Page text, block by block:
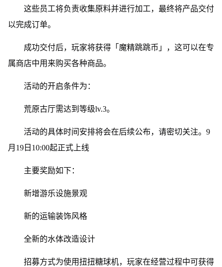
这些员工将负责收集原料并进行加工，最终将产品交付
以完成订单。
成功交付后，玩家将获得「魔精跳跳币」，这可以在专
属商店中用来购买各种商品。
活动的开启条件为：
荒原古厅需达到等级lv.3。
活动的具体时间安排将会在后续公布，请密切关注。9
月19日10:00起正式上线
主要奖励如下：
新增游乐设施景观
新的运输装饰风格
全新的水体改造设计
招募方式为使用扭扭糖球机，玩家在经营过程中可获得